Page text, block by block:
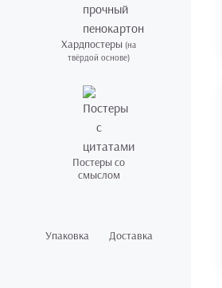
Хардпостеры (на
твёрдой основе)
Постеры со
смыслом
Упаковка Доставка